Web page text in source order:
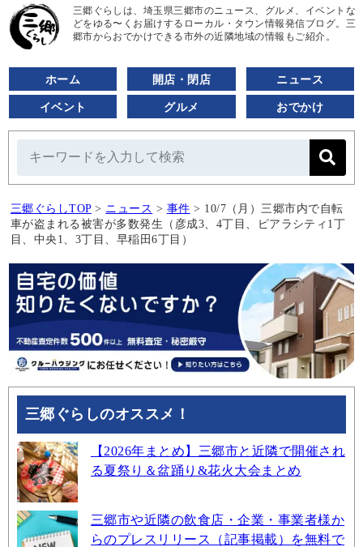
三郷ぐらしは、埼玉県三郷市のニュース、グルメ、イベントな
どをゆる〜くお届けするローカル・タウン情報発信ブログ。三
郷市からおでかけできる市外の近隣地域の情報もご紹介。
ホーム 開店・閉店 ニュース
イベント グルメ おでかけ
三郷ぐらしTOP > ニュース > 事件 > 10/7（月）三郷市内で自転
車が盗まれる被害が多数発生（彦成3、4丁目、ピアラシティ1丁
目、中央1、3丁目、早稲田6丁目）
三郷ぐらしのオススメ！
【2026年まとめ】三郷市と近隣で開催され
る夏祭り＆盆踊り&花火大会まとめ
三郷市や近隣の飲食店・企業・事業者様か
らのプレスリリース（記事掲載）を無料で